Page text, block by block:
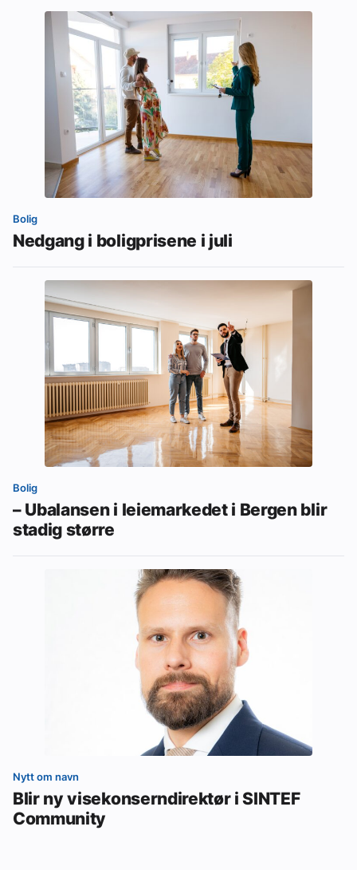
Bolig
Nedgang i boligprisene i juli
Bolig
– Ubalansen i leiemarkedet i Bergen blir
stadig større
Nytt om navn
Blir ny visekonserndirektør i SINTEF
Community